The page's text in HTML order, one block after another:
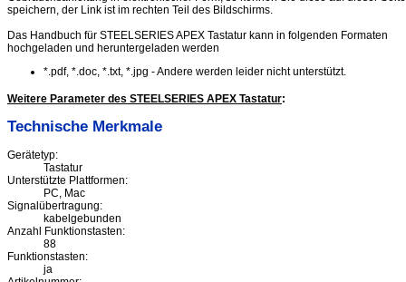
speichern, der Link ist im rechten Teil des Bildschirms.
Das Handbuch für STEELSERIES APEX Tastatur kann in folgenden Formaten
hochgeladen und heruntergeladen werden
*.pdf, *.doc, *.txt, *.jpg - Andere werden leider nicht unterstützt.
Weitere Parameter des STEELSERIES APEX Tastatur:
Technische Merkmale
Gerätetyp:
Tastatur
Unterstützte Plattformen:
PC, Mac
Signalübertragung:
kabelgebunden
Anzahl Funktionstasten:
88
Funktionstasten:
ja